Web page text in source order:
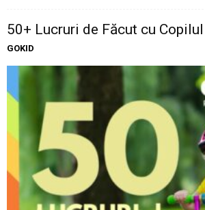
50+ Lucruri de Făcut cu
GOKID